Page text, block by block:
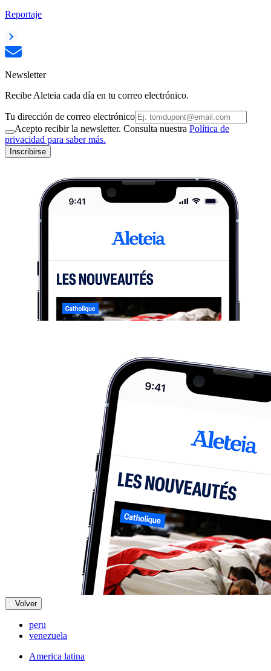
Reportaje
Newsletter
Recibe Aleteia cada día en tu correo electrónico.
Tu dirección de correo electrónico
Acepto recibir la newsletter. Consulta nuestra Política de
privacidad para saber más.
Inscribirse
Volver
peru
venezuela
America latina